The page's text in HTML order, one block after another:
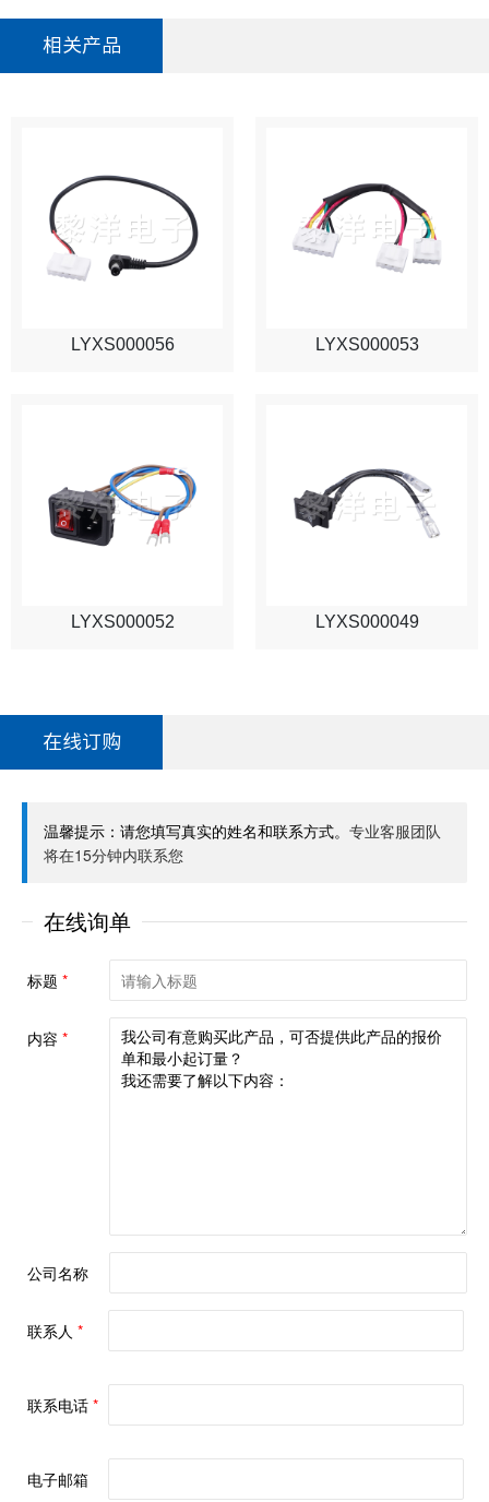
相关产品
LYXS000056 LYXS000053
LYXS000052 LYXS000049
在线订购